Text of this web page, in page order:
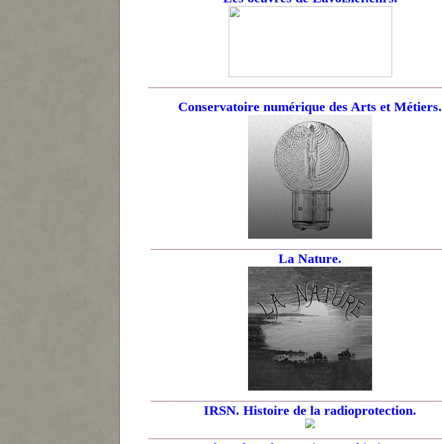
Conservatoire numérique des Arts et Métiers.
La Nature.
IRSN. Histoire de la radioprotection.